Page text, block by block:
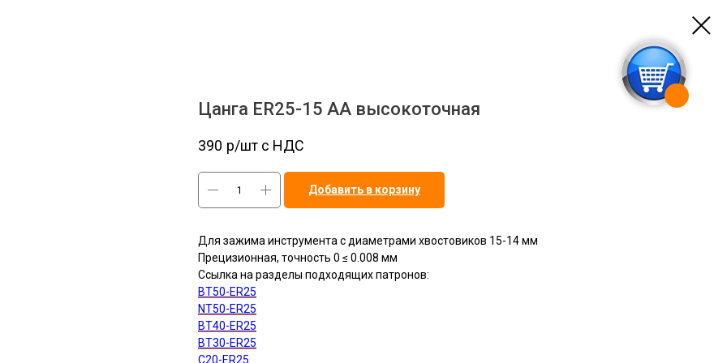
Цанга ER25-15 AA высокоточная
390 р/шт c НДС
Добавить в корзину
Для зажима инструмента с диаметрами хвостовиков 15-14 мм
Прецизионная, точность 0 ≤ 0.008 мм
Ссылка на разделы подходящих патронов:
BT50-ER25
NT50-ER25
BT40-ER25
BT30-ER25
C20-ER25